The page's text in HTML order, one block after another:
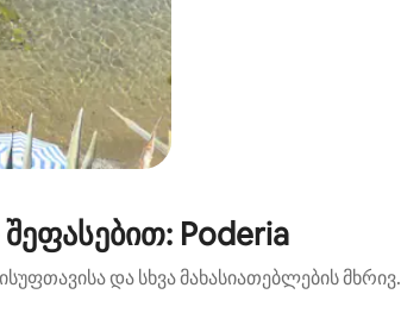
Poderia
და სხვა მახასიათებლების მხრივ.